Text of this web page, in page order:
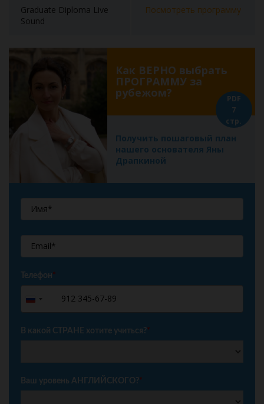
Graduate Diploma Live
Sound
Посмотреть программу
Как ВЕРНО выбрать
ПРОГРАММУ за
рубежом?
Получить пошаговый план
нашего основателя Яны
Драпкиной
PDF
7
стр.
Телефон*
Russia
+7
В какой СТРАНЕ хотите учиться?*
Ваш уровень АНГЛИЙСКОГО?*